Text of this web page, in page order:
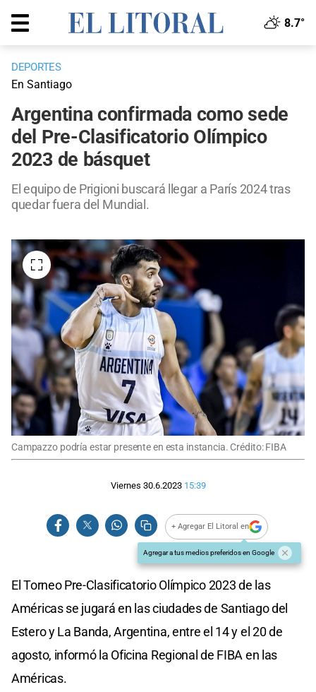
8.7°
DEPORTES
En Santiago
Argentina confirmada como sede
del Pre-Clasificatorio Olímpico
2023 de básquet
El equipo de Prigioni buscará llegar a París 2024 tras
quedar fuera del Mundial.
Campazzo podría estar presente en esta instancia. Crédito: FIBA
Viernes 30.6.2023 15:39
+ Agregar El Litoral en
Agregar a tus medios preferidos en Google
El Torneo Pre-Clasificatorio Olímpico 2023 de las
Américas se jugará en las ciudades de Santiago del
Estero y La Banda, Argentina, entre el 14 y el 20 de
agosto, informó la Oficina Regional de FIBA en las
Américas.